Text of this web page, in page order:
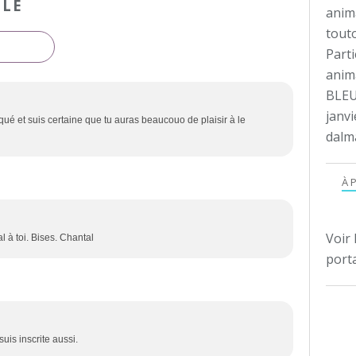
et suis certaine que tu auras beaucouo de plaisir à le
à toi. Bises. Chantal
inscrite aussi.
À
Voir